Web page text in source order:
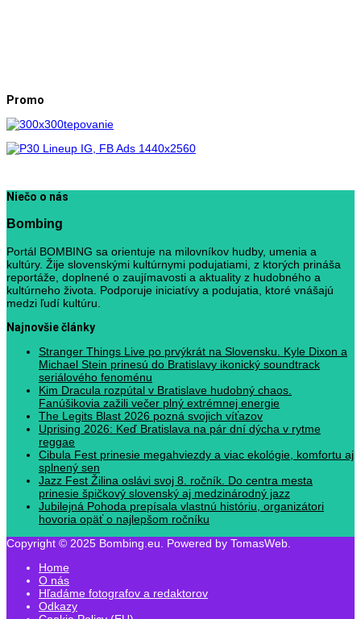
Promo
Niečo o nás
Bombing
Portál BOMBING sa orientuje na milovníkov hudby, umenia a
kultúry. Žije slovenskými kultúrnymi podujatiami, z ktorých prináša
reportáže, doplnené o zaujímavosti a aktuality z hudobného a
kultúrneho života. Podporuje iniciatívy a podujatia, ktoré vnášajú
medzi ľudí kultúru.
Najnovšie články
Stranger Things Live po prvýkrát na Slovensku. Kyle Dixon a
Michael Stein prinesú do Bratislavy ikonický soundtrack
seriálového fenoménu
Kim Dracula rozpútal v Bratislave hudobný chaos.
Fanúšikovia zažili večer plný extrémnej energie
The Legits Blast 2026 pozná svojich víťazov
Uprising 2026: Keď Bratislava na pár dní dýcha v rytme
reggae
Cibula Fest prinesie megahviezdy a viac ekológie, komfortu aj
splnený sen
Jazz Fest Žilina oslávi svoj 8. ročník. Do centra mesta
prinesie špičkový slovenský aj medzinárodný jazz
Jubilejná Pohoda prepísala vlastnú históriu, organizátori
hovoria opäť o najlepšom ročníku
Copyright © 2025 Bombing.eu. Powered by TomasWeb.
Home
O nás
Hľadáme fotografov a redaktorov
Odkazy